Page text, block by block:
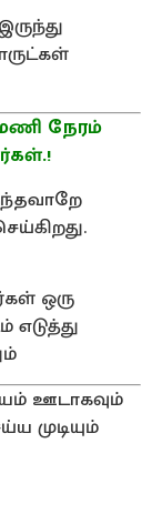
மணி நேரம்
ஒரு
எடுத்து
ஊடாகவும்